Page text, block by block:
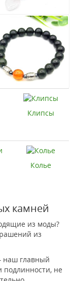
Клипсы
Колье
камней
из моды?
из
наш главный
не